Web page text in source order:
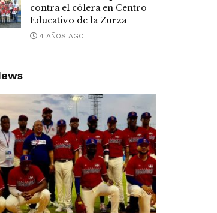
contra el cólera en Centro
Educativo de la Zurza
4 AÑOS AGO